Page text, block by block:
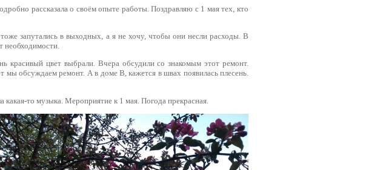
рассказала о своём опыте работы. Поздравляю с 1 мая тех, кто
запутались в выходных, а я не хочу, чтобы они несли расходы. В
необходимости.
красивый цвет выбрали. Вчера обсудили со знакомым этот ремонт.
мы обсуждаем ремонт. А в доме В, кажется в швах появилась плесень.
какая-то музыка. Мероприятие к 1 мая. Погода прекрасная.